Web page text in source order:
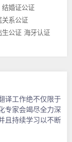
结婚证公证
关系公证
生公证 海牙认证
译工作绝不仅限于
专家会竭尽全力深
且持续学习以不断